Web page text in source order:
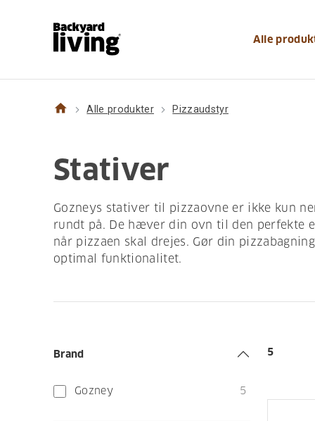
Alle
home Alle produkter Pizzaudstyr
Stativer
Gozneys stativer til pizzaovne er ikke kun
rundt på. De hæver din ovn til den perfekte
når pizzaen skal drejes. Gør din
optimal funktionalitet.
Brand
Gozney 5
5